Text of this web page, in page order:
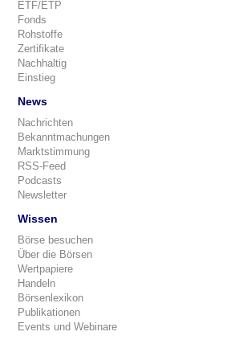
ETF/ETP
Fonds
Rohstoffe
Zertifikate
Nachhaltig
Einstieg
News
Nachrichten
Bekanntmachungen
Marktstimmung
RSS-Feed
Podcasts
Newsletter
Wissen
Börse besuchen
Über die Börsen
Wertpapiere
Handeln
Börsenlexikon
Publikationen
Events und Webinare